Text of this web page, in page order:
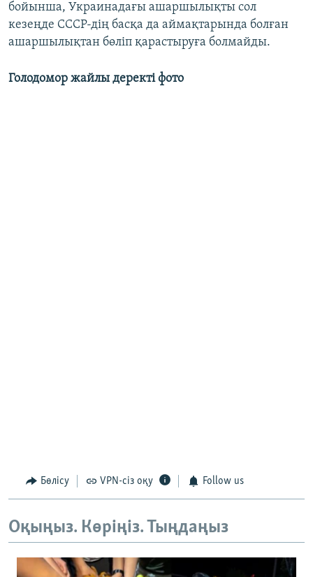
бойынша, Украинадағы ашаршылықты сол
кезеңде СССР-дің басқа да аймақтарында болған
ашаршылықтан бөліп қарастыруға болмайды.
Голодомор жайлы деректі фото
Бөлісу VPN-сіз оқу Follow us
Оқыңыз. Көріңіз. Тыңдаңыз